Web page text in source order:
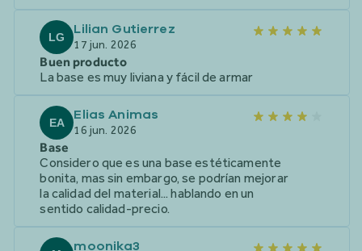
LG Lilian Gutierrez
17 jun. 2026
Buen producto
La base es muy liviana y fácil de armar
EA Elias Animas
16 jun. 2026
Base
Considero que es una base estéticamente
bonita, mas sin embargo, se podrían mejorar
la calidad del material... hablando en un
sentido calidad-precio.
moonika3